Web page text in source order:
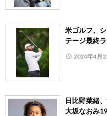
米ゴルフ、
テージ最終
2024年4月
日比野菜緒
大坂なおみ